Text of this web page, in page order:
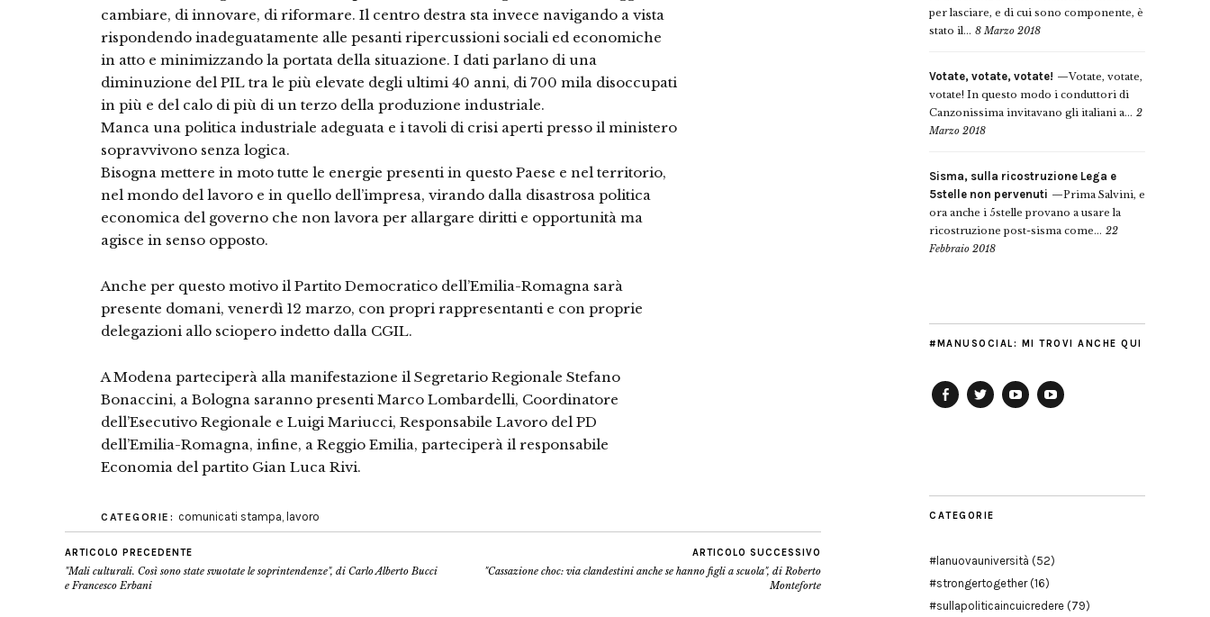
cambiare, di innovare, di riformare. Il centro destra sta invece navigando a vista
rispondendo inadeguatamente alle pesanti ripercussioni sociali ed economiche
in atto e minimizzando la portata della situazione. I dati parlano di una
diminuzione del PIL tra le più elevate degli ultimi 40 anni, di 700 mila disoccupati
in più e del calo di più di un terzo della produzione industriale.
Manca una politica industriale adeguata e i tavoli di crisi aperti presso il ministero
sopravvivono senza logica.
Bisogna mettere in moto tutte le energie presenti in questo Paese e nel territorio,
nel mondo del lavoro e in quello dell’impresa, virando dalla disastrosa politica
economica del governo che non lavora per allargare diritti e opportunità ma
agisce in senso opposto.
Anche per questo motivo il Partito Democratico dell’Emilia-Romagna sarà
presente domani, venerdì 12 marzo, con propri rappresentanti e con proprie
delegazioni allo sciopero indetto dalla CGIL.
A Modena parteciperà alla manifestazione il Segretario Regionale Stefano
Bonaccini, a Bologna saranno presenti Marco Lombardelli, Coordinatore
dell’Esecutivo Regionale e Luigi Mariucci, Responsabile Lavoro del PD
dell’Emilia-Romagna, infine, a Reggio Emilia, parteciperà il responsabile
Economia del partito Gian Luca Rivi.
CATEGORIE: comunicati stampa, lavoro
ARTICOLO PRECEDENTE
"Mali culturali. Così sono state svuotate le soprintendenze", di Carlo Alberto Bucci
e Francesco Erbani
ARTICOLO SUCCESSIVO
"Cassazione choc: via clandestini anche se hanno figli a scuola", di Roberto
Monteforte
per lasciare, e di cui sono componente, è
stato il... 8 Marzo 2018
Votate, votate, votate!
Votate, votate,
votate! In questo modo i conduttori di
Canzonissima invitavano gli italiani a... 2
Marzo 2018
Sisma, sulla ricostruzione Lega e
5stelle non pervenuti
Prima Salvini, e
ora anche i 5stelle provano a usare la
ricostruzione post-sisma come... 22
Febbraio 2018
#MANUSOCIAL: MI TROVI ANCHE QUI
CATEGORIE
#lanuovauniversità (52)
#strongertogether(16)
#sullapoliticaincuicredere (79)